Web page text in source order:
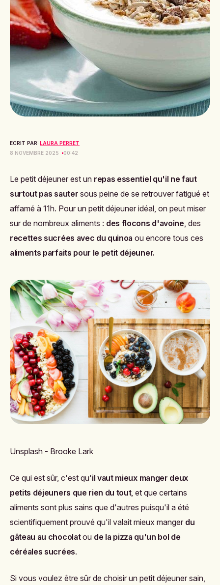
ECRIT PAR: LAURA PERRET
8 NOVEMBRE 2025
00:42
Le petit déjeuner est un repas essentiel qu'il ne faut
surtout pas sauter sous peine de se retrouver fatigué et
affamé à 11h. Pour un petit déjeuner idéal, on peut miser
sur de nombreux aliments : des flocons d'avoine, des
recettes sucrées avec du quinoa ou encore tous ces
aliments parfaits pour le petit déjeuner.
Unsplash - Brooke Lark
Ce qui est sûr, c'est qu'il vaut mieux manger deux
petits déjeuners que rien du tout, et que certains
aliments sont plus sains que d'autres puisqu'il a été
scientifiquement prouvé qu'il valait mieux manger du
gâteau au chocolatou de la pizza qu'un bol de
céréales sucrées.
Si vous voulez être sûr de choisir un petit déjeuner sain,